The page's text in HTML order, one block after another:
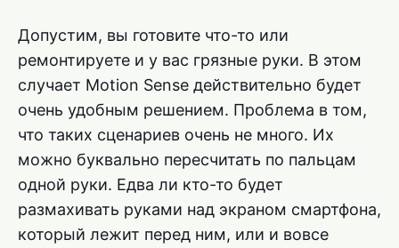
Допустим, вы готовите что-то или
ремонтируете и у вас грязные руки. В этом
случает Motion Sense действительно будет
очень удобным решением. Проблема в том,
что таких сценариев очень не много. Их
можно буквально пересчитать по пальцам
одной руки. Едва ли кто-то будет
размахивать руками над экраном смартфона,
который лежит перед ним, или и вовсе